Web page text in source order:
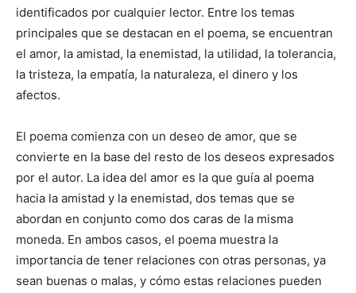
identificados por cualquier lector. Entre los temas
principales que se destacan en el poema, se encuentran
el amor, la amistad, la enemistad, la utilidad, la tolerancia,
la tristeza, la empatía, la naturaleza, el dinero y los
afectos.
El poema comienza con un deseo de amor, que se
convierte en la base del resto de los deseos expresados
por el autor. La idea del amor es la que guía al poema
hacia la amistad y la enemistad, dos temas que se
abordan en conjunto como dos caras de la misma
moneda. En ambos casos, el poema muestra la
importancia de tener relaciones con otras personas, ya
sean buenas o malas, y cómo estas relaciones pueden